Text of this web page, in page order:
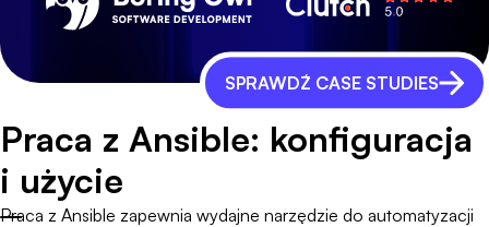
SPRAWDŹ CASE STUDIES
Praca z Ansible: konfiguracja
i użycie
Praca z Ansible zapewnia wydajne narzędzie do automatyzacji